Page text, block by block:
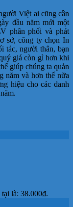
Việt ai cũng cần
đầu năm mới một
phân phối và phát
sở, công ty chọn In
tác, người thân, bạn
giá còn gì hơn khi
giúp chúng ta quản
năm và hơn thế nữa
hiệu cho các danh
là: 38.000₫.